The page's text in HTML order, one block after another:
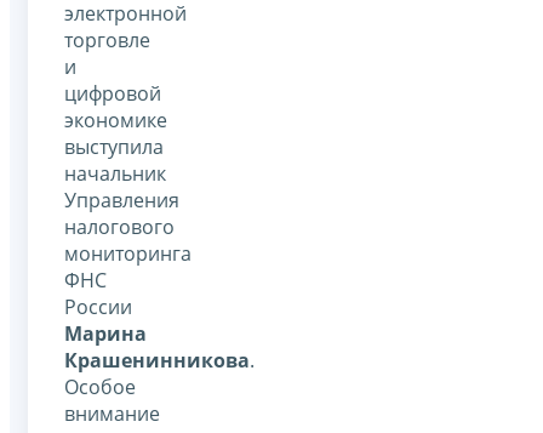
электронной
торговле
и
цифровой
экономике
выступила
начальник
Управления
налогового
мониторинга
ФНС
России
Марина
Крашенинникова.
Особое
внимание